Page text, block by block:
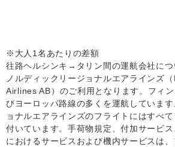
※大人1名あたりの差額
往路ヘルシンキ→タリン間の運航会社に
ノルディックリージョナルエアラインズ
Airlines AB）のご利用となります。フィ
びヨーロッパ路線の多くを運航していま
ョナルエアラインズのフライトにはすべ
付いています。手荷物規定、付加サービ
におけるサービスおよび機内サービスは